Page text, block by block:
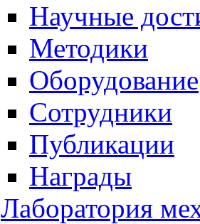
Научные
Методики
Оборудование
Сотрудники
Публикации
Награды
Лаборатория